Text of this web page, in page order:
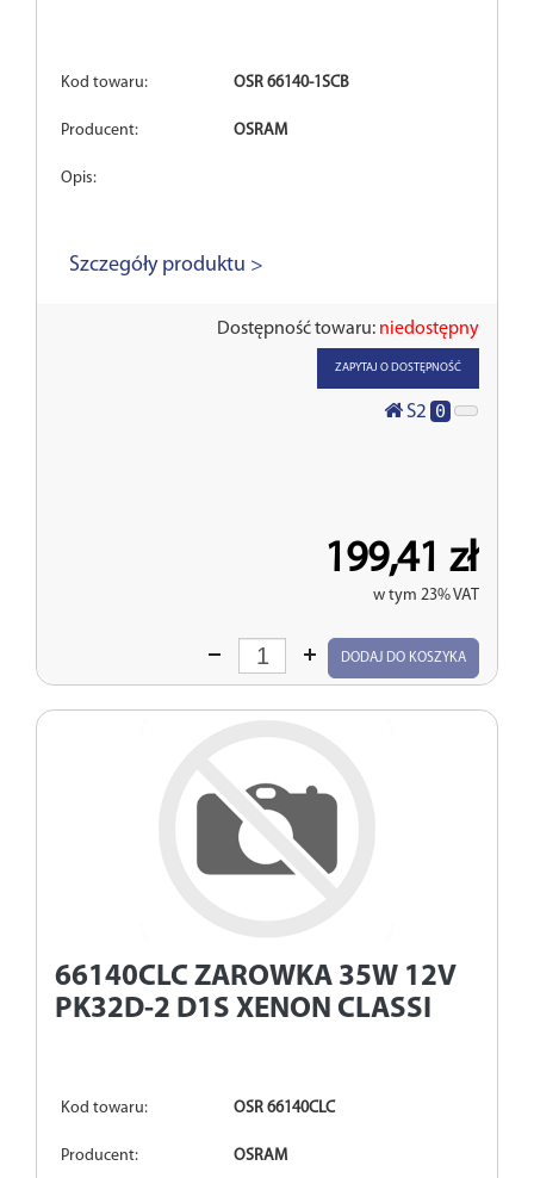
Kod towaru: OSR 66140-1SCB
Producent: OSRAM
Opis:
Szczegóły produktu >
Dostępność towaru: niedostępny
ZAPYTAJ O DOSTĘPNOŚĆ
S2 0
199,41 zł
w tym 23% VAT
Wprowadź
DODAJ DO KOSZYKA
66140CLC ZAROWKA 35W 12V
PK32D-2 D1S XENON CLASSI
Kod towaru: OSR 66140CLC
Producent: OSRAM